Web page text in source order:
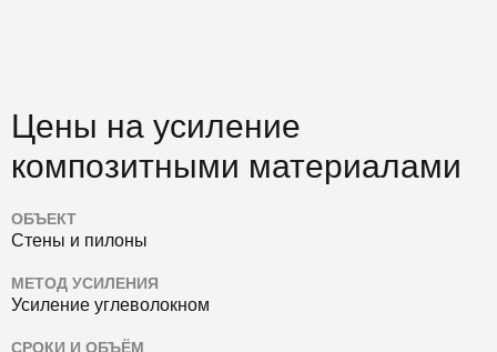
Цены на усиление
композитными материалами
ОБЪЕКТ
Стены и пилоны
МЕТОД УСИЛЕНИЯ
Усиление углеволокном
СРОКИ И ОБЪЁМ